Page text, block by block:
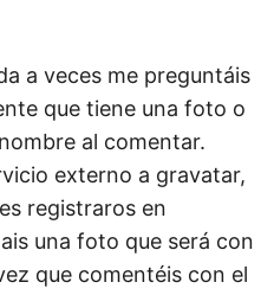
a veces me preguntáis
que tiene una foto o
al comentar.
externo a gravatar,
registraros en
una foto que será con
que comentéis con el